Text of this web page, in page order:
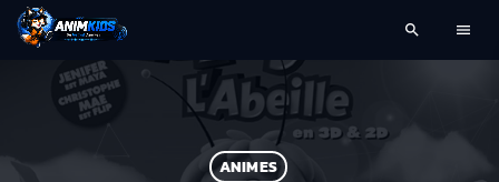
search menu
ANIMES